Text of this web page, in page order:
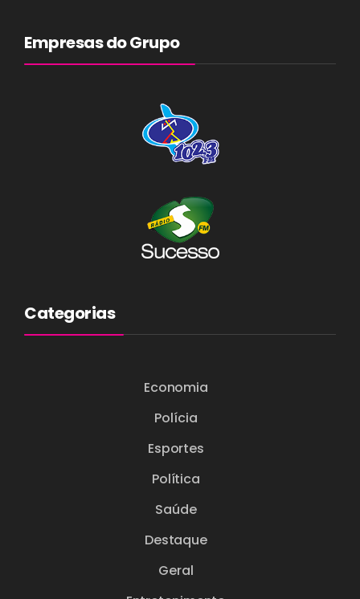
Empresas do Grupo
Categorias
Economia
Polícia
Esportes
Política
Saúde
Destaque
Geral